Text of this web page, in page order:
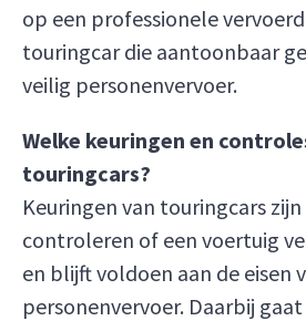
op een professionele
touringcar die aantoonbaar
veilig personenvervoer.
Welke keuringen en
touringcars?
Keuringen van touringcars
controleren of een voertuig
en blijft voldoen aan de eisen
personenvervoer. Daarbij